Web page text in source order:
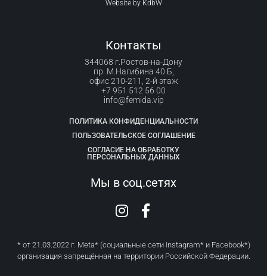
Website by KdbW
Контакты
344068 г.Ростов-на-Дону
пр. М.Нагибина 40 Б,
офис 210-211, 2-й этаж
+7 951 512 56 00
info@femida.vip
ПОЛИТИКА КОНФИДЕНЦИАЛЬНОСТИ
ПОЛЬЗОВАТЕЛЬСКОЕ СОГЛАШЕНИЕ
СОГЛАСИЕ НА ОБРАБОТКУ
ПЕРСОНАЛЬНЫХ ДАННЫХ
Мы в соц.сетях
* от 21.03.2022 г. Meta* (социальные сети Instagram* и Facebook*)
организация запрещённая на территории Российской Федерации.